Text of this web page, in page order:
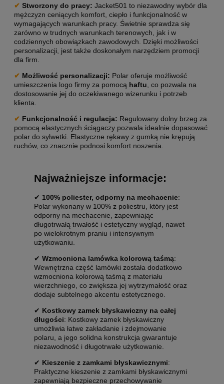
✔ Stworzony do pracy: Jacket501 to niezawodny wybór dla
mężczyzn ceniących komfort, ciepło i funkcjonalność w
wymagających warunkach pracy. Świetnie sprawdza się
zarówno w trudnych warunkach terenowych, jak i w
codziennych obowiązkach zawodowych. Dzięki możliwości
personalizacji, jest także doskonałym narzędziem promocji
dla firm.
✔ Możliwość personalizacji: Polar oferuje możliwość
umieszczenia logo firmy za pomocą haftu, co pozwala na
dostosowanie jej do oczekiwanego wizerunku i potrzeb
klienta.
✔ Funkcjonalność i regulacja: Regulowany dolny brzeg za
pomocą elastycznych ściągaczy pozwala idealnie dopasować
polar do sylwetki. Elastyczne rękawy z gumką nie krępują
ruchów, co znacznie podnosi komfort noszenia.
Najważniejsze informacje:
✔ 100% poliester, odporny na mechacenie:
Polar wykonany w 100% z poliestru, który jest
odporny na mechacenie, zapewniając
długotrwałą trwałość i estetyczny wygląd, nawet
po wielokrotnym praniu i intensywnym
użytkowaniu.
✔ Wzmocniona lamówka kolorową taśmą:
Wewnętrzna część lamówki została dodatkowo
wzmocniona kolorową taśmą z materiału
wierzchniego, co zwiększa jej wytrzymałość oraz
dodaje subtelnego akcentu estetycznego.
✔ Kostkowy zamek błyskawiczny na całej
długości: Kostkowy zamek błyskawiczny
umożliwia łatwe zakładanie i zdejmowanie
polaru, a jego solidna konstrukcja gwarantuje
niezawodność i długotrwałe użytkowanie.
✔ Kieszenie z zamkami błyskawicznymi:
Praktyczne kieszenie z zamkami błyskawicznymi
zapewniają bezpieczne przechowywanie